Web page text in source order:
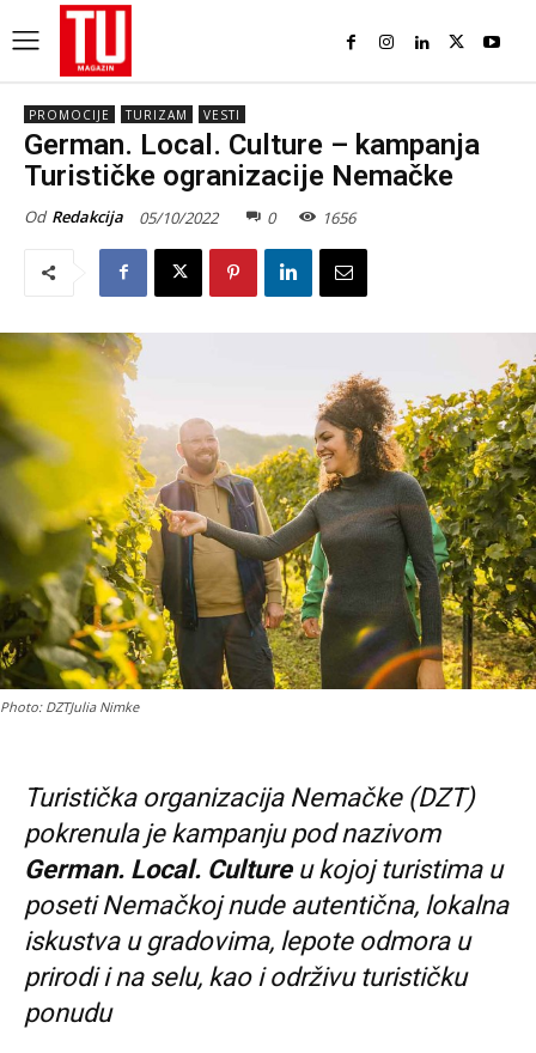
PROMOCIJE TURIZAM VESTI
German. Local. Culture – kampanja
Turističke ogranizacije Nemačke
Od Redakcija 05/10/2022 0 1656
Photo: DZTJulia Nimke
Turistička organizacija Nemačke (DZT)
pokrenula je kampanju pod nazivom
German. Local. Cultureu kojoj turistima u
poseti Nemačkoj nude autentična, lokalna
iskustva u gradovima, lepote odmora u
prirodi i na selu, kao i održivu turističku
ponudu